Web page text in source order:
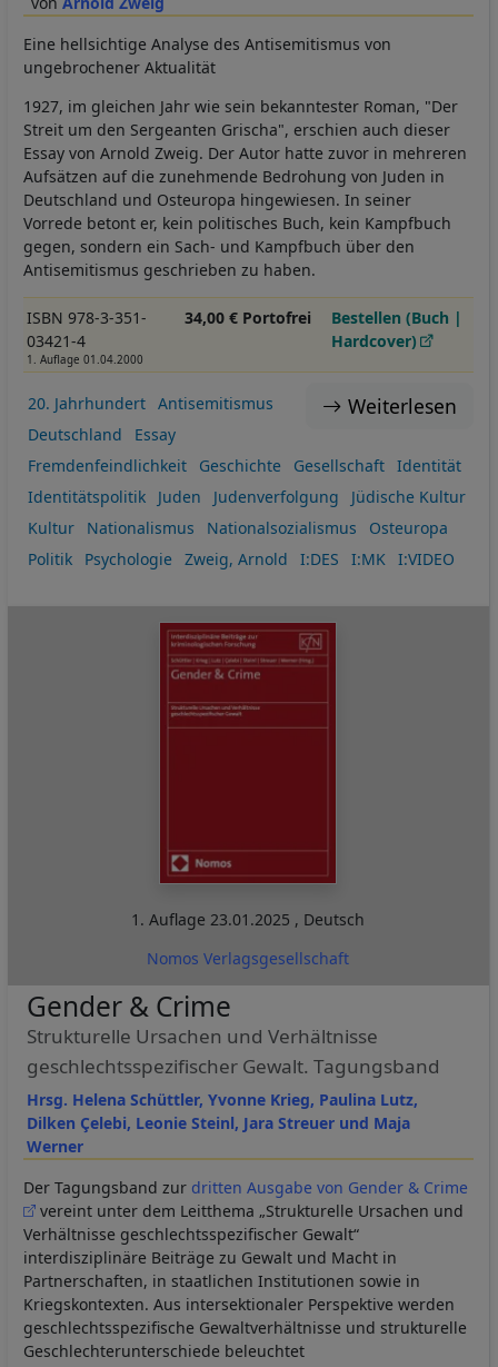
Eine hellsichtige Analyse des Antisemitismus von
ungebrochener Aktualität
1927, im gleichen Jahr wie sein bekanntester Roman, "Der
Streit um den Sergeanten Grischa", erschien auch dieser
Essay von Arnold Zweig. Der Autor hatte zuvor in mehreren
Aufsätzen auf die zunehmende Bedrohung von Juden in
Deutschland und Osteuropa hingewiesen. In seiner
Vorrede betont er, kein politisches Buch, kein Kampfbuch
gegen, sondern ein Sach- und Kampfbuch über den
Antisemitismus geschrieben zu haben.
ISBN 978-3-351-
03421-4
1. Auflage 01.04.2000
34,00 € Portofrei
Bestellen (Buch |
Hardcover)
Weiterlesen
20. Jahrhundert
Antisemitismus
Deutschland
Essay
Fremdenfeindlichkeit
Geschichte Gesellschaft
Identität
Identitätspolitik
Juden Judenverfolgung
Jüdische Kultur
Kultur
Nationalismus Nationalsozialismus
Osteuropa
Politik
Psychologie Zweig, Arnold I:DES I:MK I:VIDEO
1. Auflage 23.01.2025 , Deutsch
Nomos Verlagsgesellschaft
Hrsg. Helena Schüttler, Yvonne Krieg, Paulina Lutz,
Dilken Çelebi, Leonie Steinl, Jara Streuer und Maja
Werner
Gender & Crime
Strukturelle Ursachen und Verhältnisse
geschlechtsspezifischer Gewalt. Tagungsband
Der Tagungsband zur dritten Ausgabe von Gender & Crime
vereint unter dem Leitthema „Strukturelle Ursachen und
Verhältnisse geschlechtsspezifischer Gewalt“
interdisziplinäre Beiträge zu Gewalt und Macht in
Partnerschaften, in staatlichen Institutionen sowie in
Kriegskontexten. Aus intersektionaler Perspektive werden
geschlechtsspezifische Gewaltverhältnisse und strukturelle
Geschlechterunterschiede beleuchtet